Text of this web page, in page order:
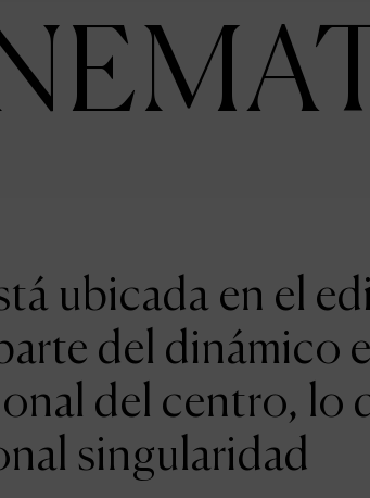
ubicada en el
del dinámico
del centro, lo
singularidad